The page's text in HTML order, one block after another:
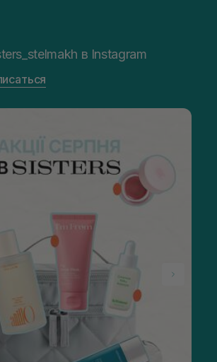
в Instagram